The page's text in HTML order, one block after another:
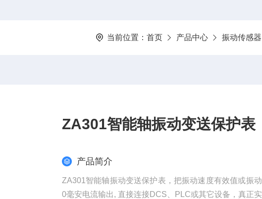
当前位置： 首页 产品中心 振动传感器
ZA301智能轴振动变送保护表
产品简介
ZA301智能轴振动变送保护表，把振动速度有效值或振
0毫安电流输出, 直接连接DCS、PLC或其它设备，真正